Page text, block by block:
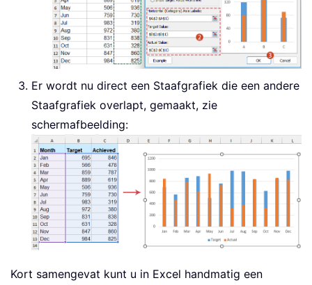
Er wordt nu direct een Staafgrafiek die een andere
Staafgrafiek overlapt, gemaakt, zie
schermafbeelding:
Kort samengevat kunt u in Excel handmatig een